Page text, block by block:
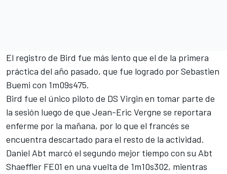
El registro de Bird fue más lento que el de la primera
práctica del año pasado, que fue logrado por Sebastien
Buemi con 1m09s475.
Bird fue el único piloto de DS Virgin en tomar parte de
la sesión luego de que Jean-Eric Vergne se reportara
enferme por la mañana, por lo que el francés se
encuentra descartado para el resto de la actividad.
Daniel Abt marcó el segundo mejor tiempo con su Abt
Shaeffler FE01 en una vuelta de 1m10s302, mientras